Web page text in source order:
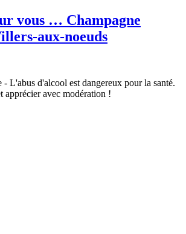
vous … Champagne
aux-noeuds
L'abus d'alcool est dangereux pour la santé.
apprécier avec modération !